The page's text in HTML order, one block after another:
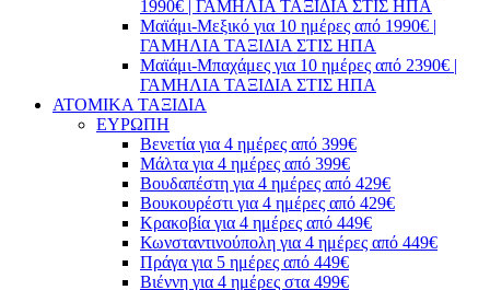
1990€ | ΓΑΜΗΛΙΑ ΤΑΞΙΔΙΑ ΣΤΙΣ ΗΠΑ
Μαϊάμι-Μεξικό για 10 ημέρες από 1990€ |
ΓΑΜΗΛΙΑ ΤΑΞΙΔΙΑ ΣΤΙΣ ΗΠΑ
Μαϊάμι-Μπαχάμες για 10 ημέρες από 2390€ |
ΓΑΜΗΛΙΑ ΤΑΞΙΔΙΑ ΣΤΙΣ ΗΠΑ
ΑΤΟΜΙΚΑ ΤΑΞΙΔΙΑ
ΕΥΡΩΠΗ
Βενετία για 4 ημέρες από 399€
Μάλτα για 4 ημέρες από 399€
Βουδαπέστη για 4 ημέρες από 429€
Βουκουρέστι για 4 ημέρες από 429€
Κρακοβία για 4 ημέρες από 449€
Κωνσταντινούπολη για 4 ημέρες από 449€
Πράγα για 5 ημέρες από 449€
Βιέννη για 4 ημέρες στα 499€